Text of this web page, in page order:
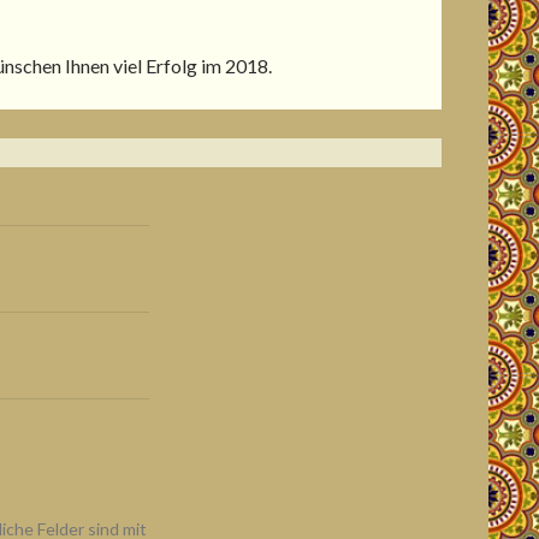
Ihnen viel Erfolg im 2018.
Felder sind mit